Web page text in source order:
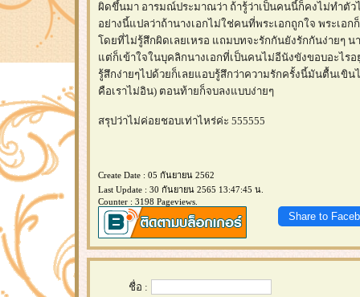
ผิดขึ้นมา อารมณ์ประมาณว่า ถ้ารู้ว่าเป็นคนนี้ก็คงไม่ทำตั
อย่างนี้แปลว่าถ้านางเอกไม่ใช่คนที่พระเอกถูกใจ พระเอ
ดยที่ไม่รู้สึกผิดเลยเหรอ แถมบทจะรักกันยังรักกันง่ายๆ น
ต่ก็เข้าใจในบุคลิกนางเอกที่เป็นคนไม่อีนังขังขอบอะไรอ
รู้สึกง่ายๆไปด้วยก็เลยแอบรู้สึกว่าความรักครั้งนี้มันตื้นเขิน
คือเราไม่อิน) ตอนท้ายก็จบลงแบบง่ายๆ
สรุปว่าไม่ค่อยชอบเท่าไหร่ค่ะ 555555
Create Date : 05 กันยายน 2562
Last Update : 30 กันยายน 2565 13:47:45 น.
Counter : 3198 Pageviews.
Share to
ชื่อ :